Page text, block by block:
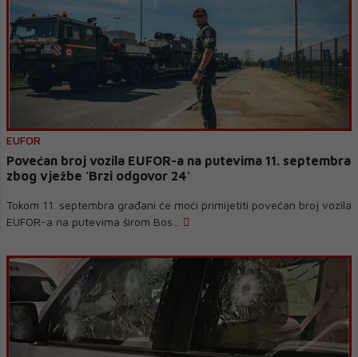
EUFOR
Povećan broj vozila EUFOR-a na putevima 11. septembra
zbog vježbe 'Brzi odgovor 24'
Tokom 11. septembra građani će moći primijetiti povećan broj vozila
EUFOR-a na putevima širom Bos...